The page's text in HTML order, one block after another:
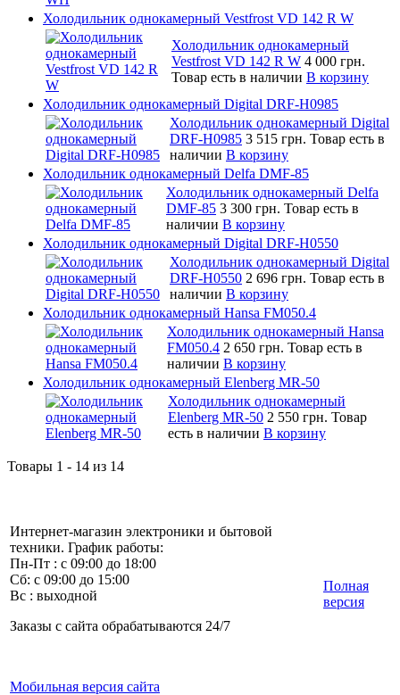
Холодильник однокамерный Vestfrost VD 142 R W
Холодильник однокамерный
Vestfrost VD 142 R W 4 000 грн.
Товар есть в наличии В корзину
Холодильник однокамерный Digital DRF-H0985
Холодильник однокамерный Digital
DRF-H0985 3 515 грн. Товар есть в
наличии В корзину
Холодильник однокамерный Delfa DMF-85
Холодильник однокамерный Delfa
DMF-85 3 300 грн. Товар есть в
наличии В корзину
Холодильник однокамерный Digital DRF-H0550
Холодильник однокамерный Digital
DRF-H0550 2 696 грн. Товар есть в
наличии В корзину
Холодильник однокамерный Hansa FM050.4
Холодильник однокамерный Hansa
FM050.4 2 650 грн. Товар есть в
наличии В корзину
Холодильник однокамерный Elenberg MR-50
Холодильник однокамерный
Elenberg MR-50 2 550 грн. Товар
есть в наличии В корзину
Товары 1 - 14 из 14
Интернет-магазин электроники и бытовой
техники. График работы:
Пн-Пт : с 09:00 до 18:00
Сб: с 09:00 до 15:00
Вс : выходной
Заказы с сайта обрабатываются 24/7
Мобильная версия сайта
Полная
версия